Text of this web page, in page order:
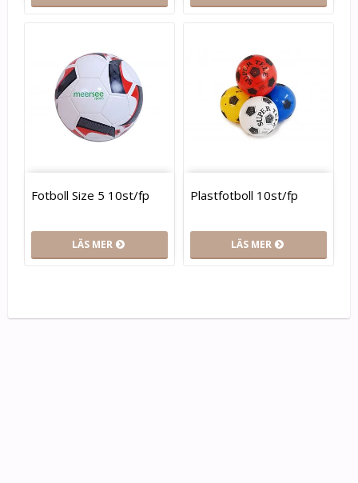
Fotboll Size 5 10st/fp
LÄS MER
Plastfotboll 10st/fp
LÄS MER